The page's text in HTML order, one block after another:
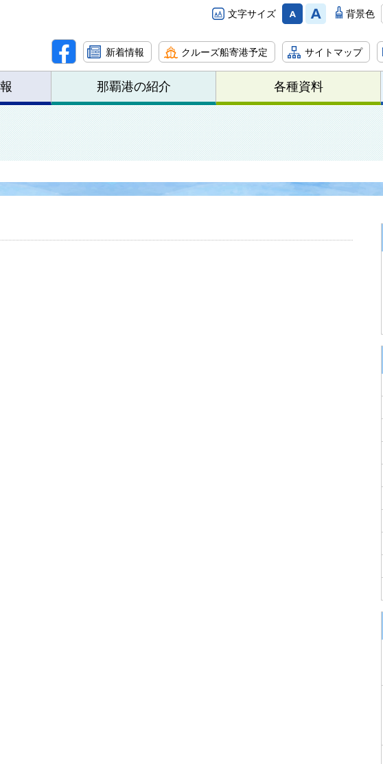
文字サイズ 背景色
新着情報 クルーズ船寄港予定 サイトマップ
那覇港の紹介 各種資料